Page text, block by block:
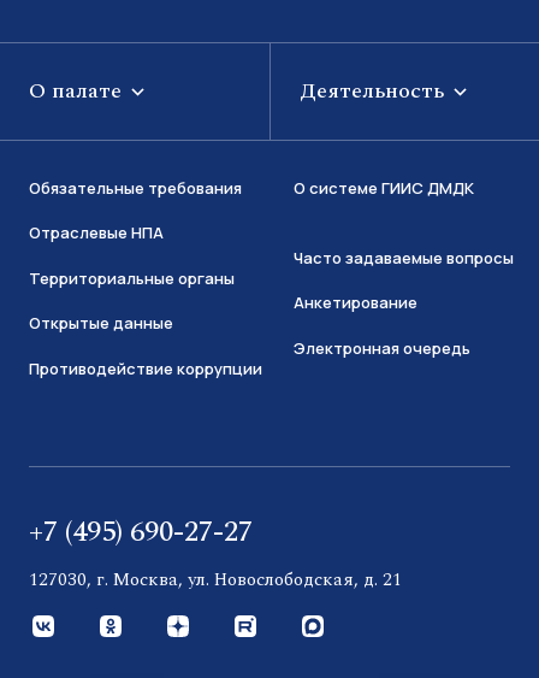
О палате Деятельность
Обязательные требования
Отраслевые НПА
Территориальные органы
Открытые данные
Противодействие коррупции
О системе ГИИС ДМДК
Часто задаваемые вопросы
Анкетирование
Электронная очередь
+7 (495) 690-27-27
127030, г. Москва, ул. Новослободская, д. 21